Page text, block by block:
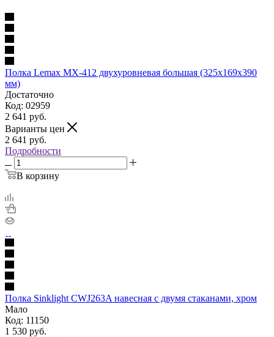
Полка Lemax MX-412 двухуровневая большая (325х169х390
мм)
Достаточно
Код: 02959
2 641 руб.
Варианты цен
2 641 руб.
Подробности
В корзину
Полка Sinklight CWJ263A навесная с двумя стаканами, хром
Мало
Код: 11150
1 530 руб.